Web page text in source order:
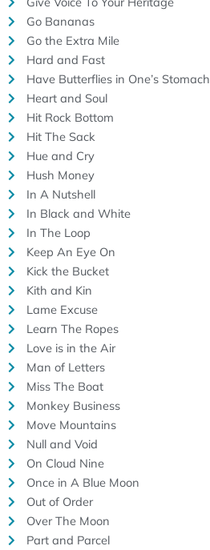
Go Bananas
Go the Extra Mile
Hard and Fast
Have Butterflies in One’s Stomach
Heart and Soul
Hit Rock Bottom
Hit The Sack
Hue and Cry
Hush Money
In A Nutshell
In Black and White
In The Loop
Keep An Eye On
Kick the Bucket
Kith and Kin
Lame Excuse
Learn The Ropes
Love is in the Air
Man of Letters
Miss The Boat
Monkey Business
Move Mountains
Null and Void
On Cloud Nine
Once in A Blue Moon
Out of Order
Over The Moon
Part and Parcel